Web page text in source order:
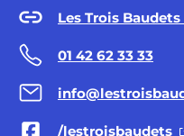
Les Trois
01 42 62 33 33
/lestroisbaudets